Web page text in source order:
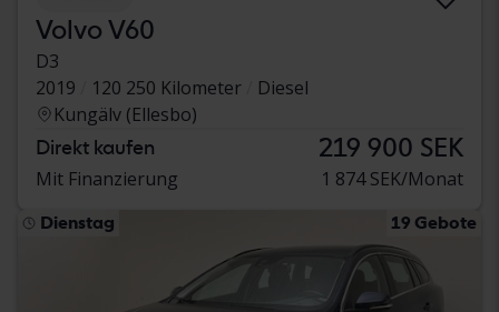
Volvo V60
D3
2019
120 250 Kilometer
Diesel
Kungälv (Ellesbo)
Direkt kaufen 219 900 SEK
Mit Finanzierung 1 874 SEK/Monat
Dienstag 19 Gebote